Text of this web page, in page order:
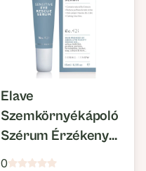
Elave
Szemkörnyékápoló
Szérum Érzékeny
Bőrre
0